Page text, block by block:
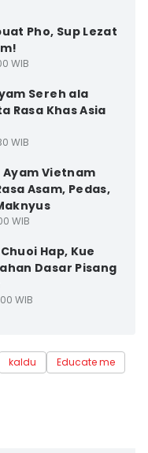
Pho, Sup Lezat
WIB
Sereh ala
Rasa Khas Asia
WIB
Ayam Vietnam
Asam, Pedas,
WIB
Hap, Kue
Dasar Pisang
WIB
kaldu Educate me